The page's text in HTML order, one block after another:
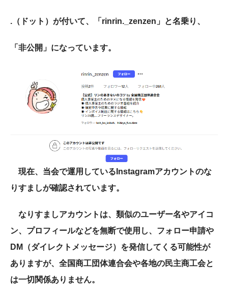
. （ドット）が付いて、「 rinrin._ zenzen 」と名乗り、
「非公開」になっています。
現在、当会で運用している Instagramアカウントのな
りすましが確認されています。
なりすましアカウントは、類似のユーザー名やアイコ
ン、プロフィールなどを無断で使用し、フォロー申請や
DM
（ダイレクトメッセージ）を発信してくる可能性が
ありますが、全国商工団体連合会や各地の民主商工会と
は一切関係ありません。